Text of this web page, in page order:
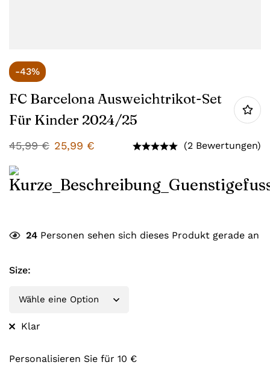
-43%
FC Barcelona Ausweichtrikot-Set
Für Kinder 2024/25
45,99€ 25,99 € (2 Bewertungen)
24 Personen sehen sich dieses Produkt gerade an
Size:
Klar
Personalisieren Sie für 10 €